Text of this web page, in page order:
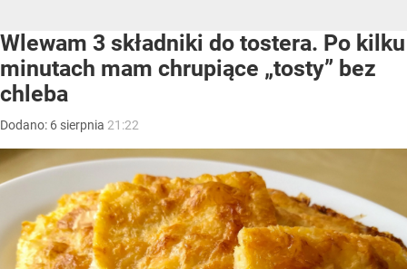
Wlewam 3 składniki do tostera. Po kilku
minutach mam chrupiące „tosty” bez
chleba
Dodano: 6 sierpnia 21:22